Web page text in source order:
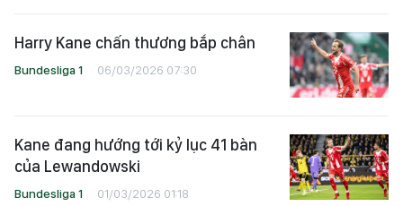
Harry Kane chấn thương bắp chân
Bundesliga 1 06/03/2026 07:30
Kane đang hướng tới kỷ lục 41 bàn
của Lewandowski
Bundesliga 1 01/03/2026 01:18